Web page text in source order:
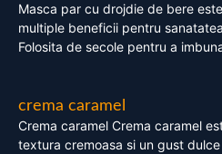
Masca par cu drojdie de bere
multiple beneficii pentru
Folosita de secole pentru a
crema caramel
Crema caramel Crema caramel
textura cremoasa si un gust